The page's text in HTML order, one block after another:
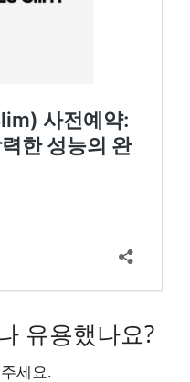
유용했나요?
세요.